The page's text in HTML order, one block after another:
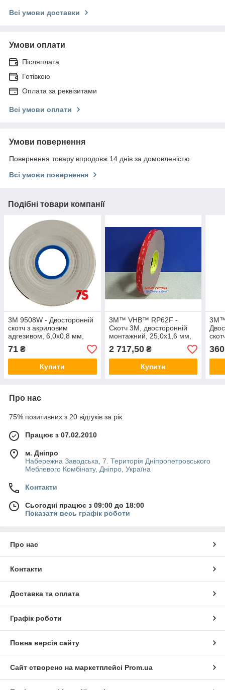
Всі умови доставки
Умови оплати
Післяплата
Готівкою
Оплата за реквізитами
Всі умови оплати
Умови повернення
Повернення товару впродовж 14 днів за домовленістю
Всі умови повернення
Подібні товари компанії
3M 9508W - Двосторонній
скотч з акриловим
адгезивом, 6,0х0,8 мм,
білий, рулон 5 м
71 ₴
Купити
3M™ VHB™ RP62F -
Скотч 3М, двосторонній
монтажний, 25,0х1,6 мм,
рулон 33 м, PE лайнер
2 717,50₴
Купити
Про нас
75% позитивних з 20 відгуків за рік
Працює з 07.02.2010
м. Дніпро
Набережна Заводська, 7. Територія Дніпропетровського
Меблевого Комбінату, Дніпро, Україна
Контакти
Сьогодні працює з 09:00 до 18:00
Показати весь графік роботи
Про нас
Контакти
Доставка та оплата
Графік роботи
Повна версія сайту
Сайт створено на маркетплейсі Prom.ua